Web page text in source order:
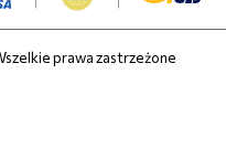
prawa zastrzeżone